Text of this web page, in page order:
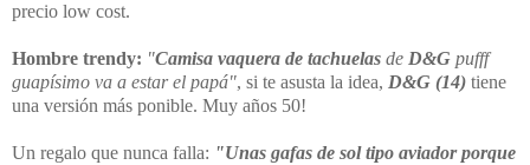
precio low cost.
Hombre trendy: "Camisa vaquera de tachuelas de D&G pufff
guapísimo va a estar el papá", si te asusta la idea, D&G (14) tiene
una versión más ponible. Muy años 50!
Un regalo que nunca falla: "Unas gafas de sol tipo aviador porque